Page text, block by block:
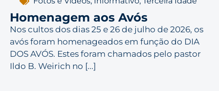
Homenagem aos Avós
Nos cultos dos dias 25 e 26 de julho de 2026, os
avós foram homenageados em função do DIA
DOS AVÓS. Estes foram chamados pelo pastor
Ildo B. Weirich no [...]